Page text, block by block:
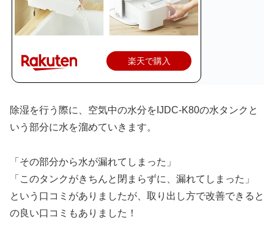
楽天で購入
除湿を行う際に、空気中の水分をIJDC-K80の水タンクと
いう部分に水を溜めていきます。
「その部分から水が漏れてしまった」
「このタンクがきちんと閉まらずに、漏れてしまった」
という口コミがありましたが、取り出し方で改善できると
の良い口コミもありました！